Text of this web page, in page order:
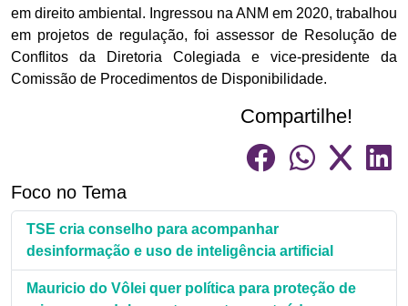
em direito ambiental. Ingressou na ANM em 2020, trabalhou
em projetos de regulação, foi assessor de Resolução de
Conflitos da Diretoria Colegiada e vice-presidente da
Comissão de Procedimentos de Disponibilidade.
Compartilhe!
Foco no Tema
TSE cria conselho para acompanhar
desinformação e uso de inteligência artificial
Mauricio do Vôlei quer política para proteção de